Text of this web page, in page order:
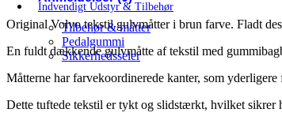
Indvendigt Udstyr & Tilbehør
Tilbehør & måtter
Pedalgummi
Sikkerhedsseler
Original Volvo tekstil gulvmåtter i brun farve. Fladt
En fuldt dækkende gulvmåtte af tekstil med
Måtterne har farvekoordinerede kanter, som yderligere
Dette tuftede tekstil er tykt og slidstærkt, hvilket